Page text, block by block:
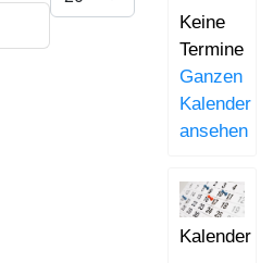
Keine
Termine
Ganzen
Kalender
ansehen
Kalender